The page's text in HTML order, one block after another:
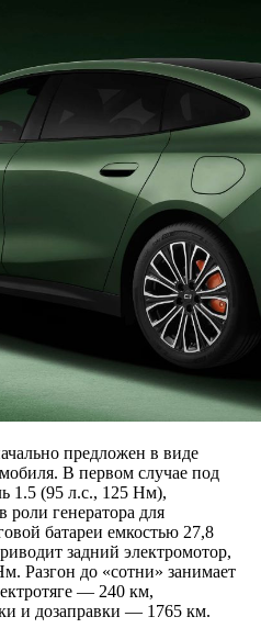
предложен в виде
В первом случае под
1.5 (95 л.с., 125 Нм),
генератора для
батареи емкостью 27,8
задний электромотор,
Разгон до «сотни» занимает
— 240 км,
и дозаправки — 1765 км.